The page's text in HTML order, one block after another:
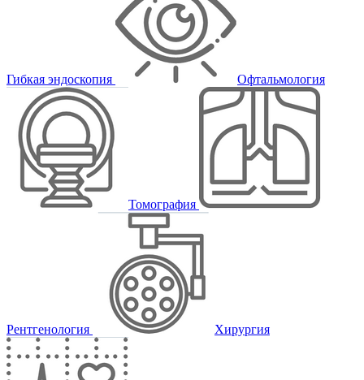
Гибкая эндоскопия Офтальмология
Томография
Рентгенология Хирургия